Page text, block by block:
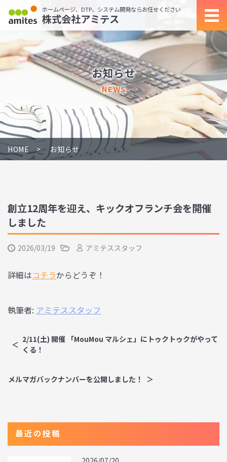
ホームページ、DTP、システム開発ならお任せください
株式会社アミテス
お知らせ
NEWS
HOME お知らせ
創立12周年を迎え、キックオフランチ会を開催
しました
2026/03/19 アミテススタッフ
詳細はコチラからどうぞ！
執筆者: アミテススタッフ
2/11(土) 開催 「MouMou マルシェ」にトゥクトゥクがやって
くる！
メルマガバックナンバーを公開しました！
最近の投稿